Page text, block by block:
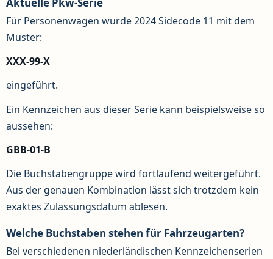
Für Personenwagen wurde 2024 Sidecode 11 mit dem
Muster:
XXX-99-X
eingeführt.
Ein Kennzeichen aus dieser Serie kann beispielsweise so
aussehen:
GBB-01-B
Die Buchstabengruppe wird fortlaufend weitergeführt.
Aus der genauen Kombination lässt sich trotzdem kein
exaktes Zulassungsdatum ablesen.
Welche Buchstaben stehen für Fahrzeugarten?
Bei verschiedenen niederländischen Kennzeichenserien